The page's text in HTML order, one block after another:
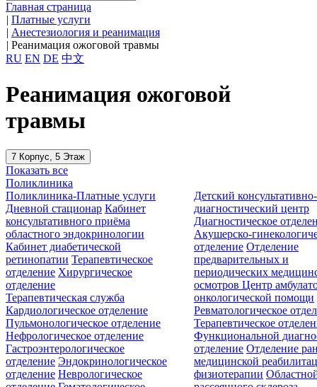
Главная страница
| Платные услуги
| Анестезиология и реанимация
| Реанимация ожоговой травмы
RU EN DE 中文
Реанимация ожоговой
травмы
7 Корпус, 5 Этаж
Показать все
Поликлиника
Поликлиника-Платные услуги
Дневной стационар Кабинет
консультативного приёма
областного эндокринологии
Кабинет диабетической
ретинопатии Терапевтическое
отделение Хирургическое
отделение
Детский консультативно-
диагностический центр
Диагностическое
Акушерско-
отделение Отделение
предварительных и
периодических
осмотровЦентр
онкологической помощи
Терапевтическая служба
Кардиологическое отделение
Пульмонологическое отделение
Нефрологическое отделение
Гастроэнтерологическое
отделение Эндокринологическое
отделение Неврологическое
Ревматологическое
Терапевтическое
Функциональной
отделение Отделение
медицинской
физиотерапии